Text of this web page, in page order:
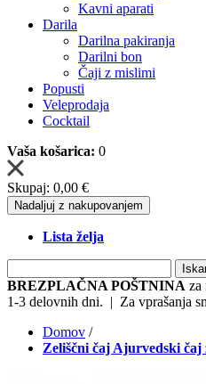
Kavni aparati
Darila
Darilna pakiranja
Darilni bon
Čaji z mislimi
Popusti
Veleprodaja
Cocktail
Vaša košarica: 0
Skupaj: 0,00 €
Nadaljuj z nakupovanjem
Lista želja
BREZPLAČNA POŠTNINA za
1-3 delovnih dni. | Za vprašanja
Domov /
Zeliščni čaj Ajurvedski čaj